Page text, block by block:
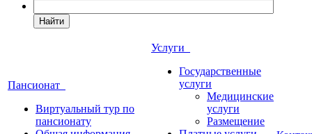
Найти
Пансионат
Виртуальный тур по
пансионату
Услуги
Государственные
услуги
Медицинские
услуги
Размещение